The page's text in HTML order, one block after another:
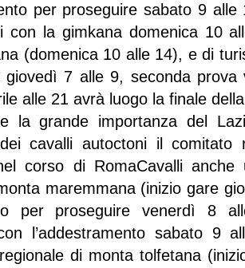
per proseguire sabato 9 alle
con la gimkana domenica 10
(domenica 10 alle 14), e di
giovedì 7 alle 9, seconda
alle 21 avrà luogo la finale
la grande importanza del
cavalli autoctoni il comitato
corso di RomaCavalli
maremmana (inizio gare
per proseguire venerdì 8
l’addestramento sabato 9
di monta tolfetana